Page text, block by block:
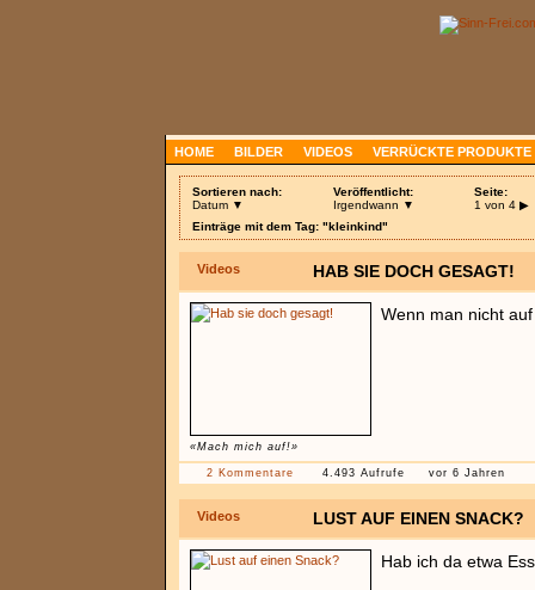
HOME BILDER VIDEOS VERRÜCKTE PRODUKTE
Sortieren nach:
Datum ▼
Veröffentlicht:
Irgendwann ▼
Seite:
1 von 4 ▶
Einträge mit dem Tag: "kleinkind"
Videos HAB SIE DOCH GESAGT!
«Mach mich auf!»
Wenn man nicht
2 Kommentare 4.493 Aufrufe vor 6 Jahren
Videos LUST AUF EINEN SNACK?
Hab ich da etwa